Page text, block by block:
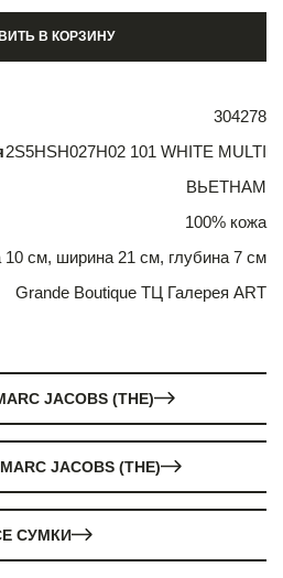
В КОРЗИНУ
304278
2S5HSH027H02 101 WHITE MULTI
ВЬЕТНАМ
100% кожа
10 см, ширина 21 см, глубина 7 см
Grande Boutique ТЦ Галерея ART
JACOBS (THE)
JACOBS (THE)
СУМКИ